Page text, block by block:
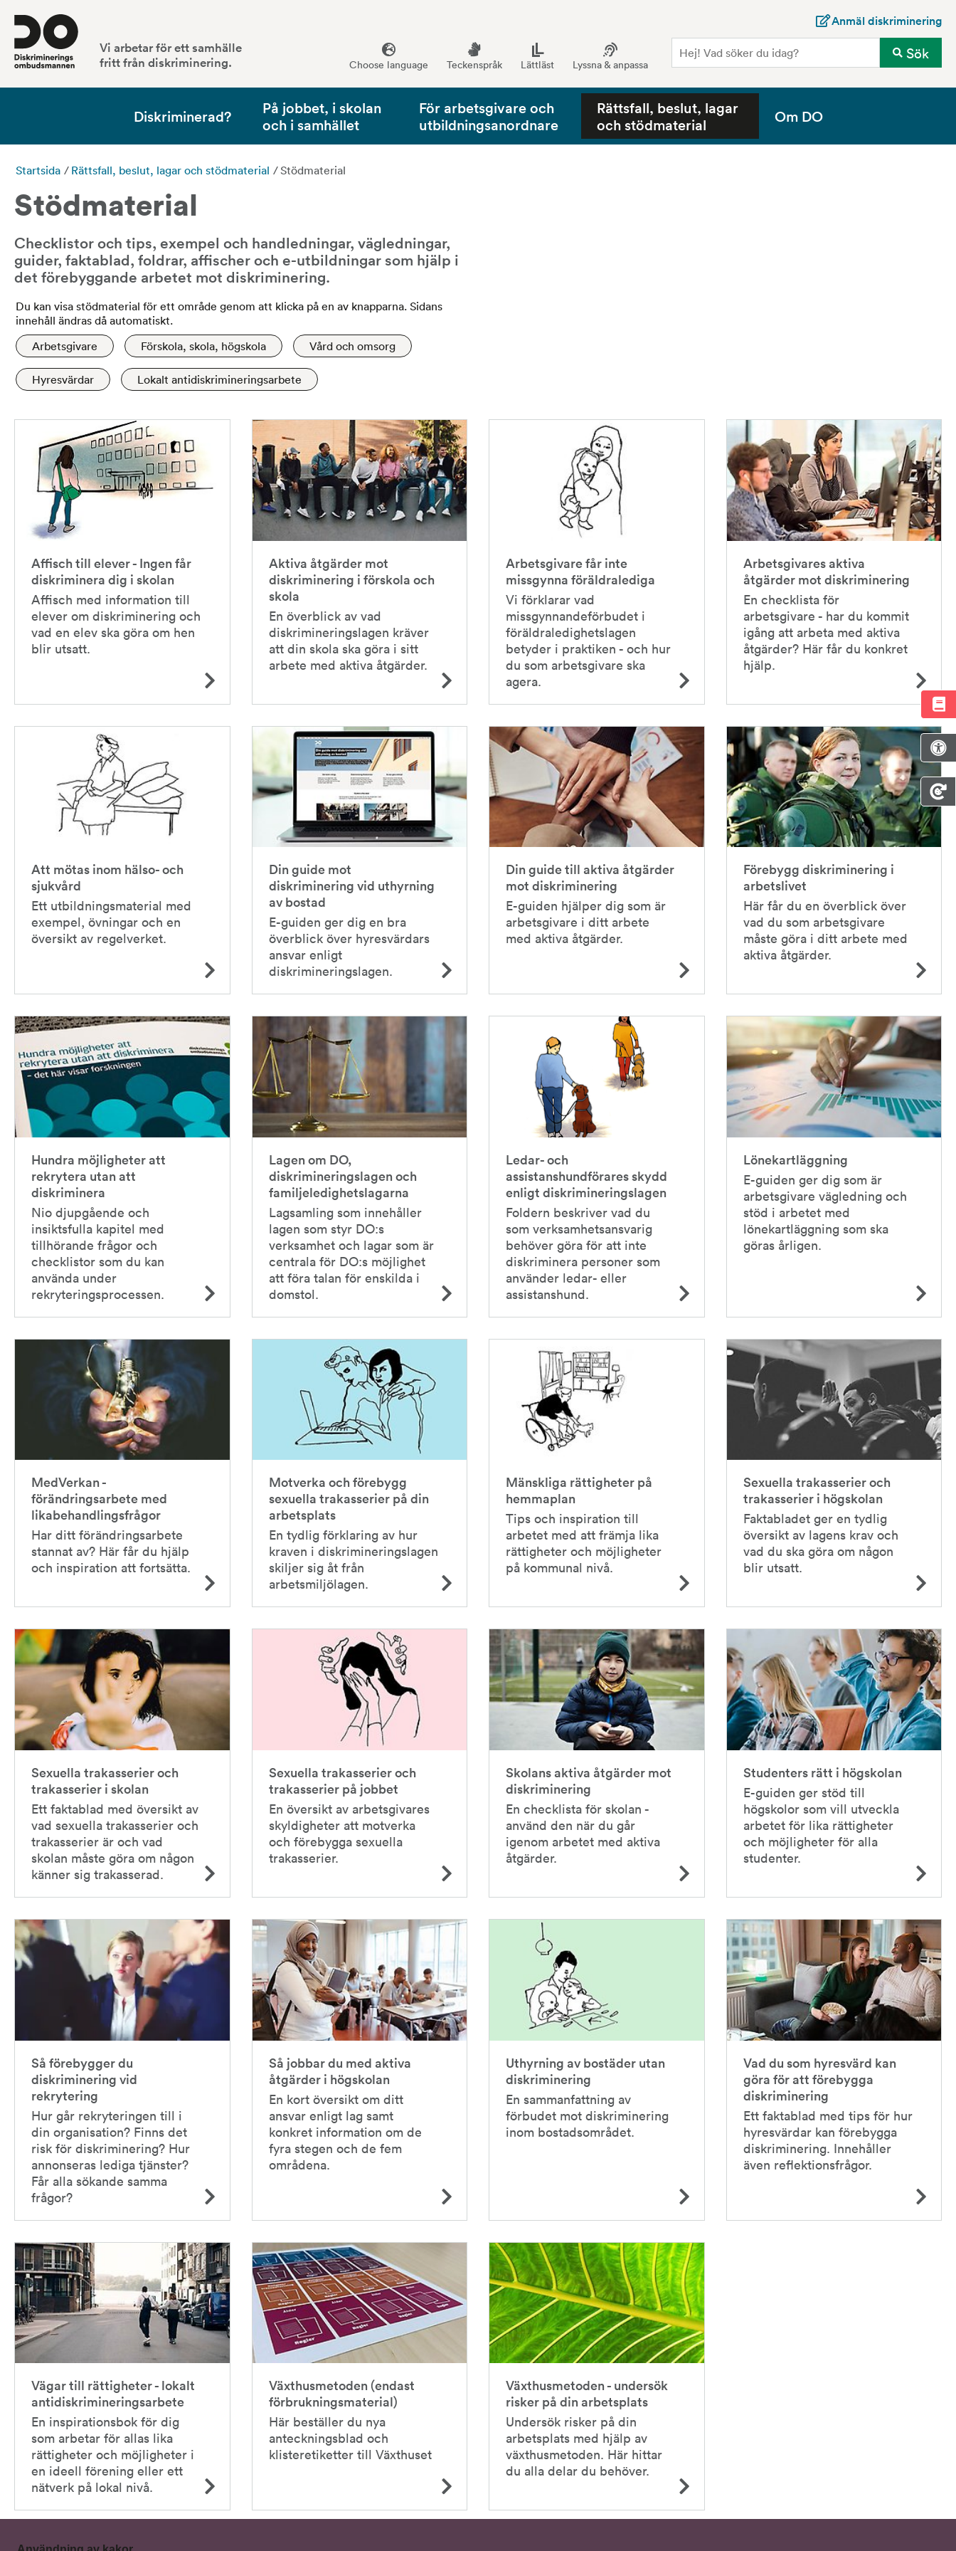
Vi arbetar för ett samhälle
fritt från diskriminering.
Anmäl diskriminering
Choose language Teckenspråk Lättläst Lyssna & anpassa
Sök
Diskriminerad?
På jobbet, i skolan
och i samhället
För arbetsgivare och
utbildningsanordnare
Rättsfall, beslut, lagar
och stödmaterial
Om DO
Startsida / Rättsfall, beslut, lagar och stödmaterial /Stödmaterial
Stödmaterial
Checklistor och tips, exempel och handledningar, vägledningar,
guider, faktablad, foldrar, affischer och e-utbildningar som hjälp i
det förebyggande arbetet mot diskriminering.
Du kan visa stödmaterial för ett område genom att klicka på en av knapparna. Sidans
innehåll ändras då automatiskt.
Arbetsgivare
Förskola, skola, högskola Vård och omsorg
Hyresvärdar Lokalt antidiskrimineringsarbete
Affisch till elever - Ingen får
diskriminera dig i skolan
Affisch med information till
elever om diskriminering och
vad en elev ska göra om hen
blir utsatt.
Aktiva åtgärder mot
diskriminering i förskola och
skola
En överblick av vad
diskrimineringslagen kräver
att din skola ska göra i sitt
arbete med aktiva åtgärder.
Arbetsgivare får inte
missgynna föräldralediga
Vi förklarar vad
missgynnandeförbudet i
föräldraledighetslagen
betyder i praktiken - och hur
du som arbetsgivare ska
agera.
Arbetsgivares aktiva
åtgärder mot diskriminering
En checklista för
arbetsgivare - har du kommit
igång att arbeta med aktiva
åtgärder? Här får du konkret
hjälp.
Att mötas inom hälso- och
sjukvård
Ett utbildningsmaterial med
exempel, övningar och en
översikt av regelverket.
Din guide mot
diskriminering vid uthyrning
av bostad
E-guiden ger dig en bra
överblick över hyresvärdars
ansvar enligt
diskrimineringslagen.
Din guide till aktiva åtgärder
mot diskriminering
E-guiden hjälper dig som är
arbetsgivare i ditt arbete
med aktiva åtgärder.
Förebygg diskriminering i
arbetslivet
Här får du en överblick över
vad du som arbetsgivare
måste göra i ditt arbete med
aktiva åtgärder.
Hundra möjligheter att
rekrytera utan att
diskriminera
Nio djupgående och
insiktsfulla kapitel med
tillhörande frågor och
checklistor som du kan
använda under
rekryteringsprocessen.
Lagen om DO,
diskrimineringslagen och
familjeledighetslagarna
Lagsamling som innehåller
lagen som styr DO:s
verksamhet och lagar som är
centrala för DO:s möjlighet
att föra talan för enskilda i
domstol.
Ledar- och
assistanshundförares skydd
enligt diskrimineringslagen
Foldern beskriver vad du
som verksamhetsansvarig
behöver göra för att inte
diskriminera person­er som
använder ledar- eller
assistans­hund.
Lönekartläggning
E-guiden ger dig som är
arbetsgivare vägledning och
stöd i arbetet med
lönekartläggning som ska
göras årligen.
MedVerkan -
förändringsarbete med
likabehandlingsfrågor
Har ditt förändringsarbete
stannat av? Här får du hjälp
och inspiration att fortsätta.
Motverka och förebygg
sexuella trakasserier på din
arbetsplats
En tydlig förklaring av hur
kraven i diskrimineringslagen
skiljer sig åt från
arbetsmiljölagen.
Mänskliga rättigheter på
hemmaplan
Tips och inspiration till
arbetet med att främja lika
rättigheter och möjligheter
på kommunal nivå.
Sexuella trakasserier och
trakasserier i högskolan
Faktabladet ger en tydlig
översikt av lagens krav och
vad du ska göra om någon
blir utsatt.
Sexuella trakasserier och
trakasserier i skolan
Ett faktablad med översikt av
vad sexuella trakasserier och
trakasserier är och vad
skolan måste göra om någon
känner sig trakasserad.
Sexuella trakasserier och
trakasserier på jobbet
En översikt av arbetsgivares
skyldigheter att motverka
och förebygga sexuella
trakasserier.
Skolans aktiva åtgärder mot
diskriminering
En checklista för skolan -
använd den när du går
igenom arbetet med aktiva
åtgärder.
Studenters rätt i högskolan
E-guiden ger stöd till
högskolor som vill utveckla
arbetet för lika rättigheter
och möjligheter för alla
studenter.
Så förebygger du
diskriminering vid
rekrytering
Hur går rekryteringen till i
din organisation? Finns det
risk för diskriminering? Hur
annonseras lediga tjänster?
Får alla sökande samma
frågor?
Så jobbar du med aktiva
åtgärder i högskolan
En kort översikt om ditt
ansvar enligt lag samt
konkret information om de
fyra stegen och de fem
områdena.
Uthyrning av bostäder utan
diskriminering
En sammanfattning av
förbudet mot diskriminering
inom bostadsområdet.
Vad du som hyresvärd kan
göra för att förebygga
diskriminering
Ett faktablad med tips för hur
hyresvärdar kan förebygga
diskriminering. Innehåller
även reflektionsfrågor.
Vägar till rättigheter - lokalt
antidiskrimineringsarbete
En inspirationsbok för dig
som arbetar för allas lika
rättigheter och möjligheter i
en ideell förening eller ett
nätverk på lokal nivå.
Växthusmetoden (endast
förbrukningsmaterial)
Här beställer du nya
anteckningsblad och
klisteretiketter till Växthuset
Växthusmetoden - undersök
risker på din arbetsplats
Undersök risker på din
arbetsplats med hjälp av
växthusmetoden. Här hittar
du alla delar du behöver.